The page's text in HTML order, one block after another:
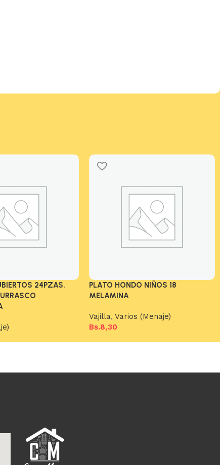
24PZAS.
PLATO HONDO NIÑOS 18
MELAMINA
Vajilla,Varios (Menaje)
Bs.8,30
Añadir al carrito